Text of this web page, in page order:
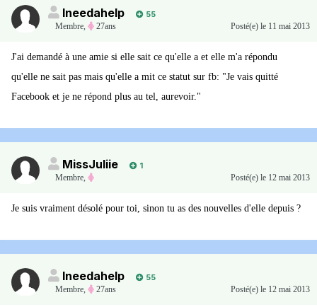
Ineedahelp
55
Membre, 27ans Posté(e) le 11 mai 2013
J'ai demandé à une amie si elle sait ce qu'elle a et elle m'a répondu
qu'elle ne sait pas mais qu'elle a mit ce statut sur fb: "Je vais quitté
Facebook et je ne répond plus au tel, aurevoir."
MissJuliie
1
Membre, Posté(e) le 12 mai 2013
Je suis vraiment désolé pour toi, sinon tu as des nouvelles d'elle depuis ?
Ineedahelp
55
Membre, 27ans Posté(e) le 12 mai 2013